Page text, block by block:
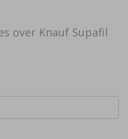
over Knauf Supafil